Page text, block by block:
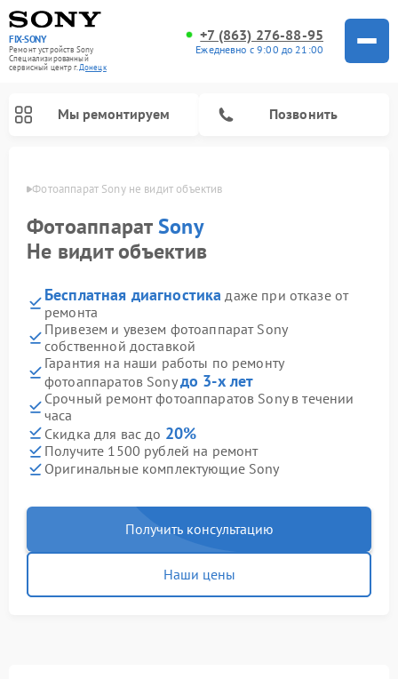
FIX-SONY
Ремонт устройств Sony
Специализированный
cервисный центр г. Донецк
+7 (863) 276-88-95
Ежедневно с 9:00 до 21:00
Мы ремонтируем Позвонить
Фотоаппарат Sony не видит объектив
ФотоаппаратSony
Не видит объектив
Бесплатная диагностика даже при отказе от
ремонта
Привезем и увезем фотоаппарат Sony
собственной доставкой
Гарантия на наши работы по ремонту
фотоаппаратов Sonyдо 3-х лет
Срочный ремонт фотоаппаратов Sony в течении
часа
Скидка для вас до 20%
Получите 1500 рублей на ремонт
Оригинальные комплектующие Sony
Получить консультацию
Наши цены